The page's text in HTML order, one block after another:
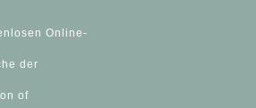
Online-
der
of